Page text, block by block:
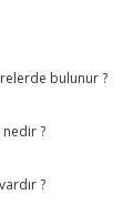
bulunur ?
nedir ?
?